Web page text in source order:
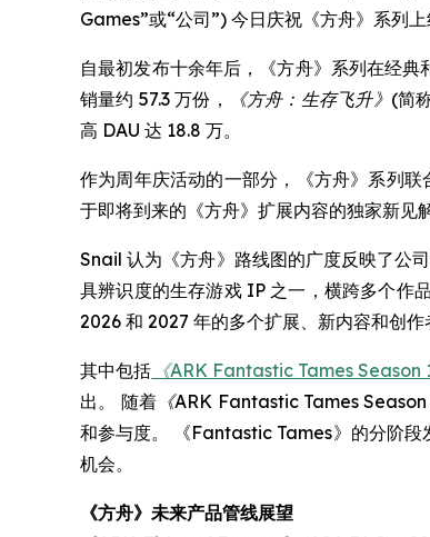
Games”或“公司”) 今日庆祝《方舟》系列
自最初发布十余年后，《方舟》系列在经
销量约 57.3 万份，
《方舟：生存飞升》 (简
高 DAU 达 18.8 万。
作为周年庆活动的一部分，《方舟》系列
于即将到来的《方舟》扩展内容的独家新见解
Snail 认为《方舟》路线图的广度反映了公
具辨识度的生存游戏 IP 之一，横跨多个作
2026 和 2027 年的多个扩展、新内容和创作
其中包括 《ARK Fantastic Tames Season
出。 随着 《ARK Fantastic Tames Season
和参与度。 《Fantastic Tames》的分阶段
机会。
《方舟》未来产品管线展望